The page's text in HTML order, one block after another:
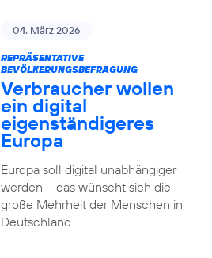
04. März 2026
REPRÄSENTATIVE
BEVÖLKERUNGSBEFRAGUNG
Verbraucher wollen
ein digital
eigenständigeres
Europa
Europa soll digital unabhängiger
werden – das wünscht sich die
große Mehrheit der Menschen in
Deutschland